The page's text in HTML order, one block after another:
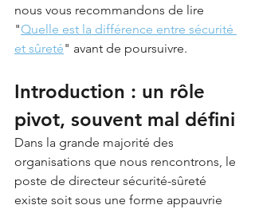
nous vous recommandons de lire
"Quelle est la différence entre sécurité
et sûreté" avant de poursuivre.
Introduction : un rôle
pivot, souvent mal défini
Dans la grande majorité des
organisations que nous rencontrons, le
poste de directeur sécurité-sûreté
existe soit sous une forme appauvrie